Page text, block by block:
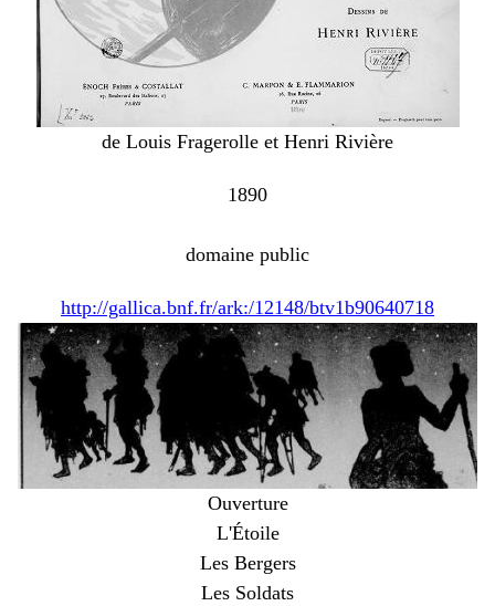
de Louis Fragerolle et Henri Rivière
1890
domaine public
http://gallica.bnf.fr/ark:/12148/btv1b90640718
Ouverture
L'Étoile
Les Bergers
Les Soldats